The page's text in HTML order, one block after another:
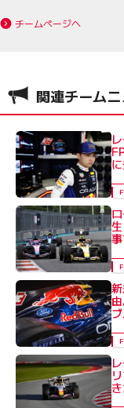
チームページへ
関連チーム